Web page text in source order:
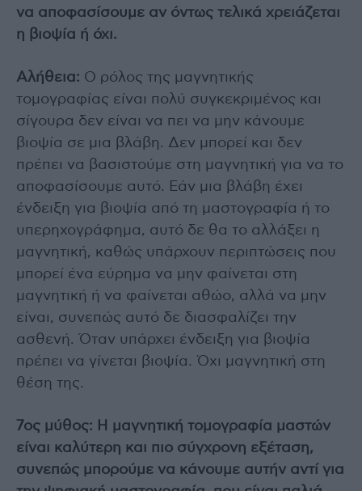
να αποφασίσουμε αν όντως τελικά χρειάζεται
η βιοψία ή όχι.
Αλήθεια: Ο ρόλος της μαγνητικής
τομογραφίας είναι πολύ συγκεκριμένος και
σίγουρα δεν είναι να πει να μην κάνουμε
βιοψία σε μια βλάβη. Δεν μπορεί και δεν
πρέπει να βασιστούμε στη μαγνητική για να το
αποφασίσουμε αυτό. Εάν μια βλάβη έχει
ένδειξη για βιοψία από τη μαστογραφία ή το
υπερηχογράφημα, αυτό δε θα το αλλάξει η
μαγνητική, καθώς υπάρχουν περιπτώσεις που
μπορεί ένα εύρημα να μην φαίνεται στη
μαγνητική ή να φαίνεται αθώο, αλλά να μην
είναι, συνεπώς αυτό δε διασφαλίζει την
ασθενή. Όταν υπάρχει ένδειξη για βιοψία
πρέπει να γίνεται βιοψία. Όχι μαγνητική στη
θέση της.
7ος μύθος: Η μαγνητική τομογραφία μαστών
είναι καλύτερη και πιο σύγχρονη εξέταση,
συνεπώς μπορούμε να κάνουμε αυτήν αντί για